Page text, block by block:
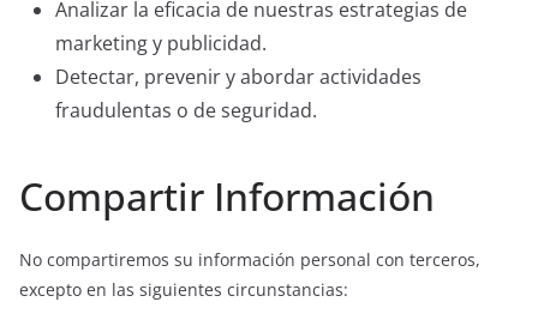
Analizar la eficacia de nuestras estrategias de
marketing y publicidad.
Detectar, prevenir y abordar actividades
fraudulentas o de seguridad.
Compartir Información
No compartiremos su información personal con terceros,
excepto en las siguientes circunstancias: